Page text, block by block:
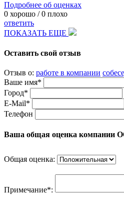
Подробнее об оценках
0 хорошо /0 плохо
ответить
ПОКАЗАТЬ ЕЩЕ
Оставить свой отзыв
Отзыв о: работе в компании
Ваше имя*
Город*
E-Mail*
Телефон
Ваша общая оценка компании
Общая оценка:
Примечание*: